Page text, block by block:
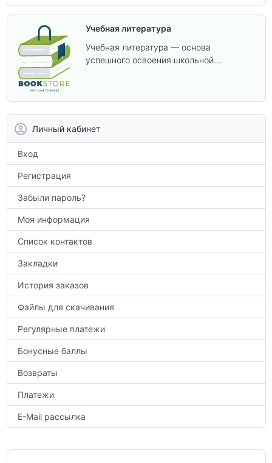
Учебная литература
Учебная литература — основа
успешного освоения школьной
Личный кабинет
Вход
Регистрация
Забыли пароль?
Моя информация
Список контактов
Закладки
История заказов
Файлы для скачивания
Регулярные платежи
Бонусные баллы
Возвраты
Платежи
E-Mail рассылка